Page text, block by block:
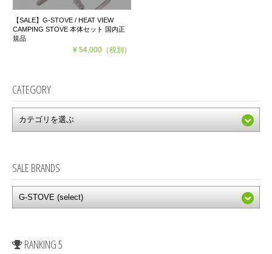
【SALE】G-STOVE / HEAT VIEW
CAMPING STOVE 本体セット 国内正
規品
¥ 54,000（税別）
CATEGORY
SALE BRANDS
RANKING 5